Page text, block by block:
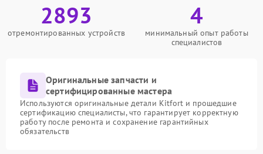
2893
отремонтированных устройств
4
минимальный опыт работы
специалистов
Оригинальные запчасти и
сертифицированные мастера
Используются оригинальные детали Kitfort и прошедшие
сертификацию специалисты, что гарантирует корректную
работу после ремонта и сохранение гарантийных
обязательств